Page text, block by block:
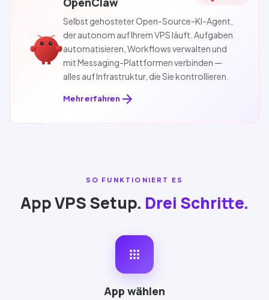
Selbst gehosteter Open-Source-KI-Agent,
der autonom auf Ihrem VPS läuft. Aufgaben
automatisieren, Workflows verwalten und
mit Messaging-Plattformen verbinden —
alles auf Infrastruktur, die Sie kontrollieren.
Mehr erfahren arrow_forward
SO FUNKTIONIERT ES
App VPS Setup. Drei Schritte.
apps
App wählen